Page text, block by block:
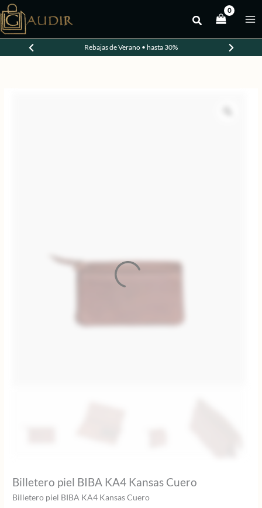
al
contenido
Rebajas de Verano • hasta 30%
-30%
Billetero piel BIBA KA4 Kansas Cuero
Billetero piel BIBA KA4 Kansas Cuero